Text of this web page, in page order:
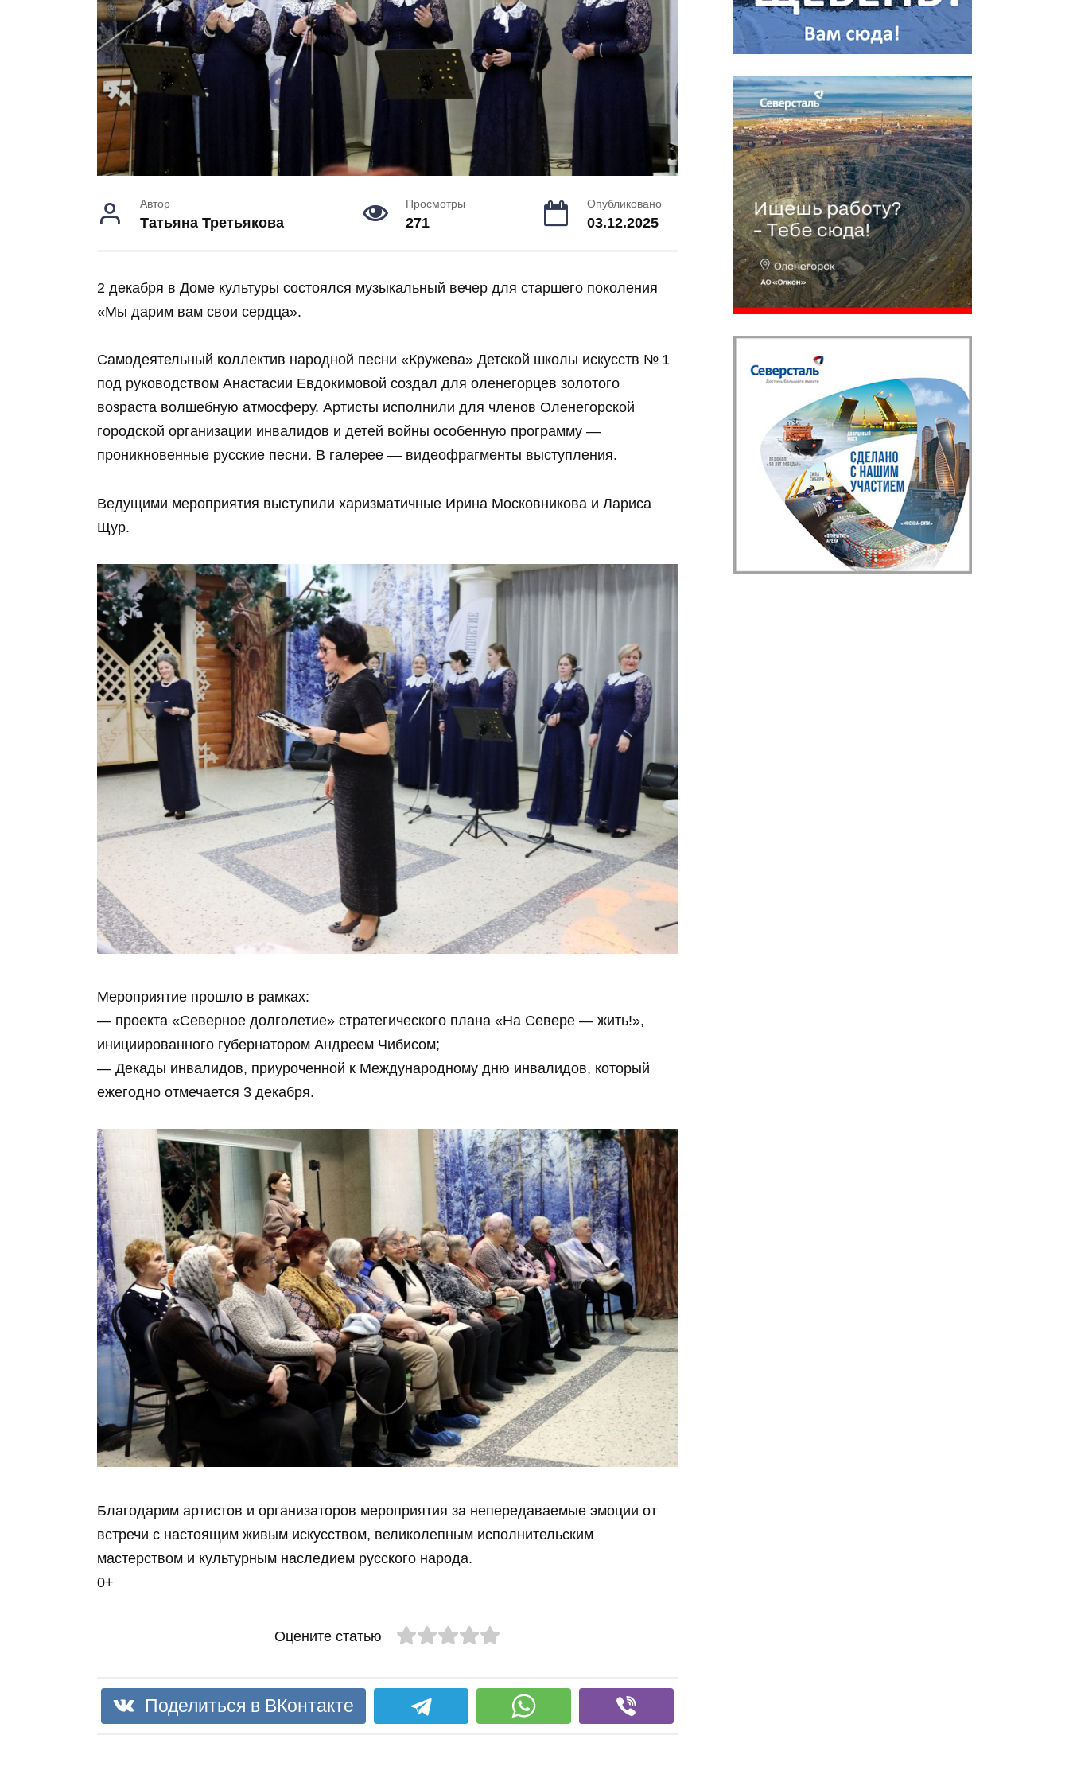
Автор
Татьяна Третьякова
Просмотры
271
Опубликовано
03.12.2025
2 декабря в Доме культуры состоялся музыкальный вечер для старшего поколения
«Мы дарим вам свои сердца».
Самодеятельный коллектив народной песни «Кружева» Детской школы искусств № 1
под руководством Анастасии Евдокимовой создал для оленегорцев золотого
возраста волшебную атмосферу. Артисты исполнили для членов Оленегорской
городской организации инвалидов и детей войны особенную программу —
проникновенные русские песни. В галерее — видеофрагменты выступления.
Ведущими мероприятия выступили харизматичные Ирина Московникова и Лариса
Щур.
Мероприятие прошло в рамках:
— проекта «Северное долголетие» стратегического плана «На Севере — жить!»,
инициированного губернатором Андреем Чибисом;
— Декады инвалидов, приуроченной к Международному дню инвалидов, который
ежегодно отмечается 3 декабря.
Благодарим артистов и организаторов мероприятия за непередаваемые эмоции от
встречи с настоящим живым искусством, великолепным исполнительским
мастерством и культурным наследием русского народа.
0+
Оцените статью
Поделиться в ВКонтакте